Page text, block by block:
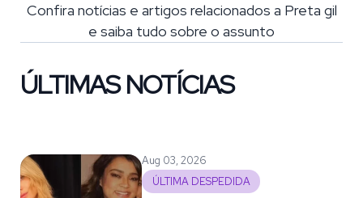
Confira notícias e artigos relacionados a Preta gil
e saiba tudo sobre o assunto
ÚLTIMAS NOTÍCIAS
Aug 03, 2026
ÚLTIMA DESPEDIDA